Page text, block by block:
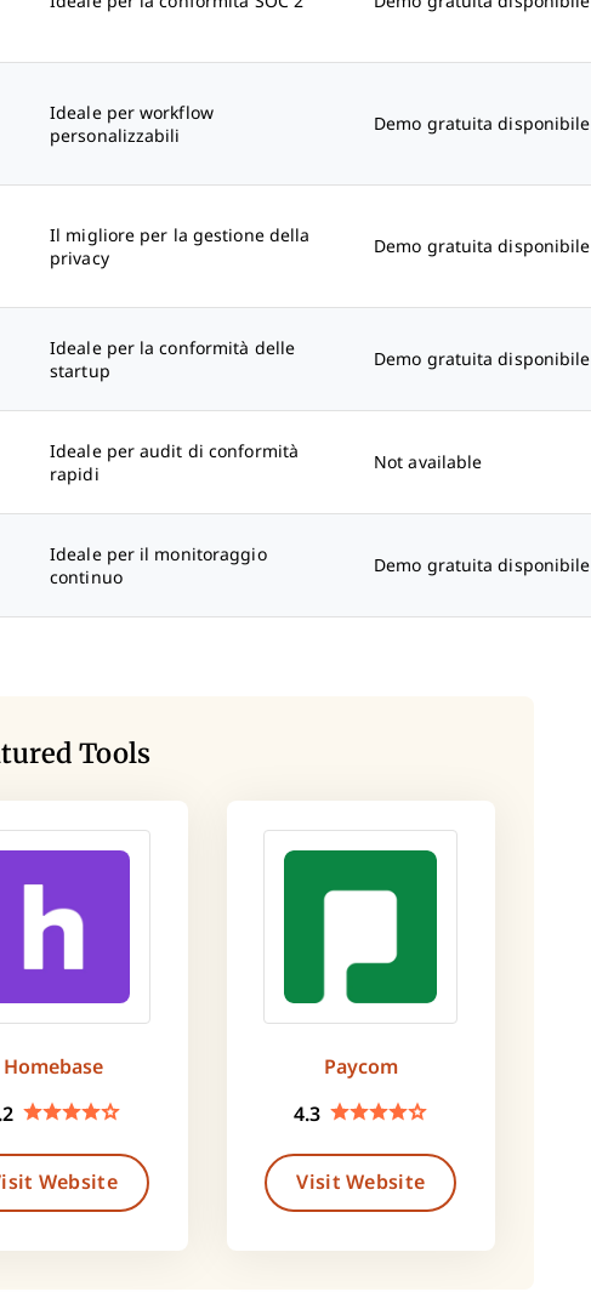
Ideale per workflow
personalizzabili
Demo gratuita disponibile
Il migliore per la gestione della
privacy
Demo gratuita disponibile
Ideale per la conformità delle
startup
Demo gratuita disponibile
Ideale per audit di conformità
rapidi
Not available
Ideale per il monitoraggio
continuo
Demo gratuita disponibile
Tools
Homebase
Website
Paycom
4.3
Visit Website